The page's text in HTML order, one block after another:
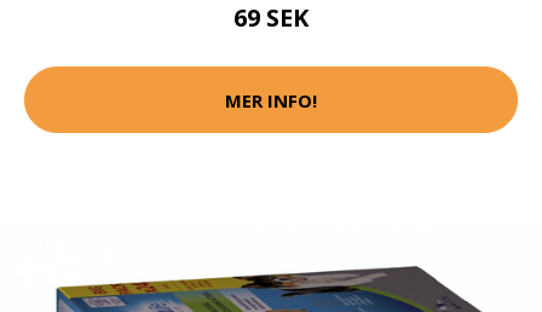
69 SEK
MER INFO!